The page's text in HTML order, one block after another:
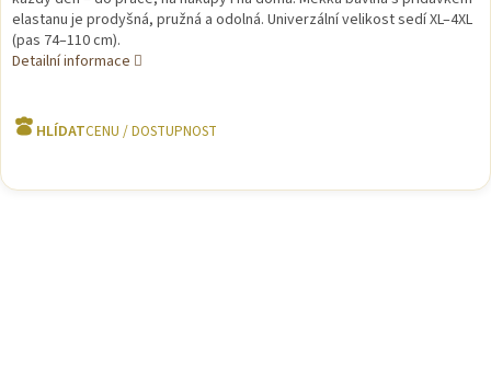
elastanu je prodyšná, pružná a odolná. Univerzální velikost sedí XL–4XL
(pas 74–110 cm).
Detailní informace
HLÍDAT